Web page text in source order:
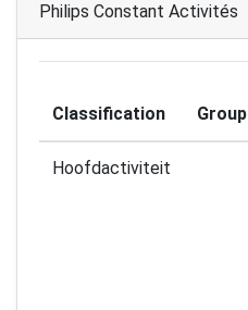
Philips Constant Activités
Classification Group
Hoofdactiviteit